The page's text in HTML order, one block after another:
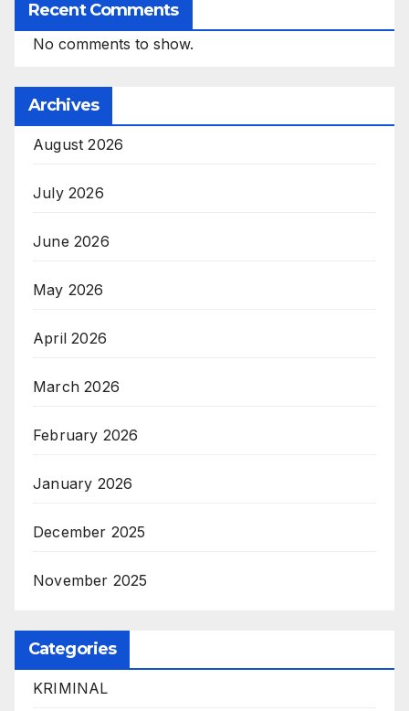
Recent Comments
No comments to show.
Archives
August 2026
July 2026
June 2026
May 2026
April 2026
March 2026
February 2026
January 2026
December 2025
November 2025
Categories
KRIMINAL